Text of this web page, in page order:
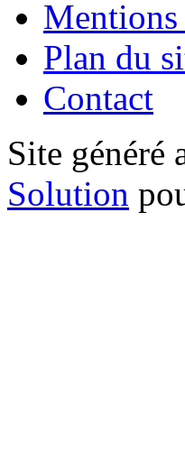
Mentions
Plan du
Contact
Site généré
Solution